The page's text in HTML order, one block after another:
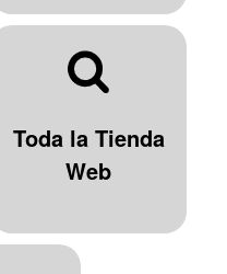
Toda la Tienda
Web